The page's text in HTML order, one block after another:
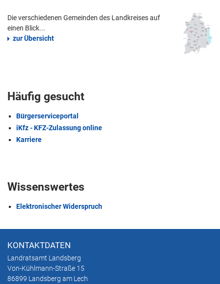
Die verschiedenen Gemeinden des Landkreises auf
einen Blick...
zur Übersicht
Häufig gesucht
Bürgerserviceportal
iKfz - KFZ-Zulassung online
Karriere
Wissenswertes
Elektronischer Widerspruch
KONTAKTDATEN
Landratsamt Landsberg
Von-Kühlmann-Straße 15
86899 Landsberg am Lech